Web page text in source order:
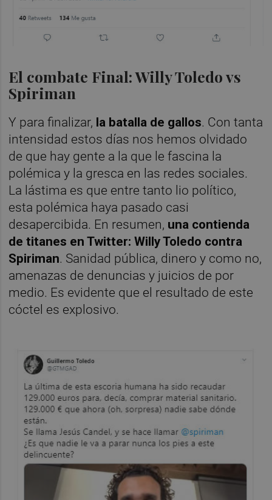
El combate Final: Willy Toledo vs
Spiriman
Y para finalizar, la batalla de gallos. Con tanta
intensidad estos días nos hemos olvidado
de que hay gente a la que le fascina la
polémica y la gresca en las redes sociales.
La lástima es que entre tanto lio político,
esta polémica haya pasado casi
desapercibida. En resumen, una contienda
de titanes en Twitter: Willy Toledo contra
Spiriman. Sanidad pública, dinero y como no,
amenazas de denuncias y juicios de por
medio. Es evidente que el resultado de este
cóctel es explosivo.